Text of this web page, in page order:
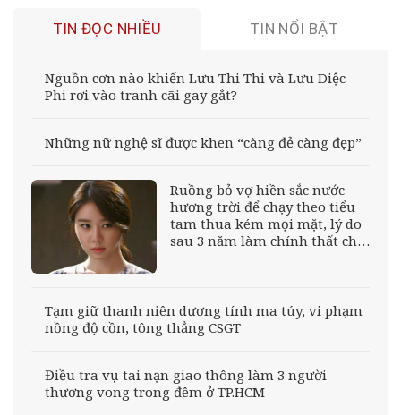
TIN ĐỌC NHIỀU TIN NỔI BẬT
Nguồn cơn nào khiến Lưu Thi Thi và Lưu Diệc
Phi rơi vào tranh cãi gay gắt?
Những nữ nghệ sĩ được khen “càng đẻ càng đẹp”
Ruồng bỏ vợ hiền sắc nước
hương trời để chạy theo tiểu
tam thua kém mọi mặt, lý do
sau 3 năm làm chính thất chết
Tạm giữ thanh niên dương tính ma túy, vi phạm
nồng độ cồn, tông thẳng CSGT
Điều tra vụ tai nạn giao thông làm 3 người
thương vong trong đêm ở TP.HCM